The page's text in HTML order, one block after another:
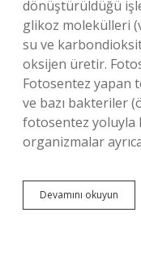
dönüştürüldüğü
glikoz molekülleri
su ve
oksijen üretir.
Fotosentez yapan
ve bazı bakteriler
fotosentez yoluyla
organizmalar
Devamını okuyun
Nedir